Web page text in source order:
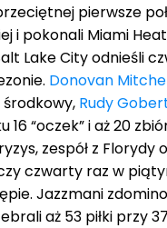
pierwsze
i pokonali Miami Heat
Lake City odnieśli
Donovan
Rudy
16 “oczek” i aż 20
zespół z Florydy
czwarty raz w
Jazzmani
aż 53 piłki przy